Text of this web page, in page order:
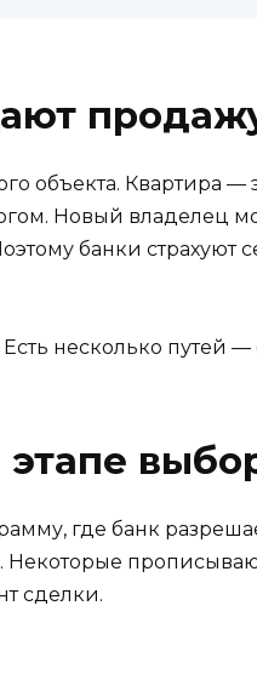
объекта. Квартира
Новый владелец
банки страхуют
Есть несколько путей
где банк
сделки.